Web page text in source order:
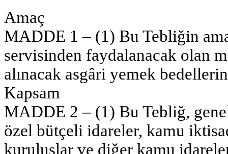
Amaç
MADDE 1 – (1) Bu Tebliğin
servisinden faydalanacak olan
alınacak asgâri yemek
Kapsam
MADDE 2 – (1) Bu Tebliğ,
özel bütçeli idareler, kamu
kuruluşlar ve diğer kamu